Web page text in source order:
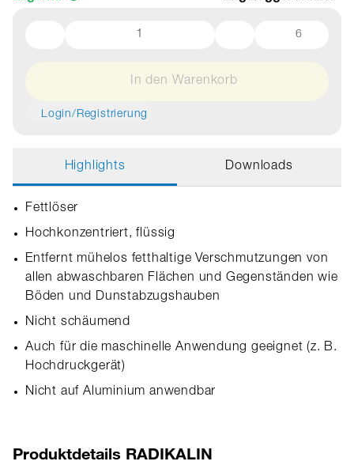
6
In den Warenkorb
Login/Registrierung
Highlights Downloads
Fettlöser
Hochkonzentriert, flüssig
Entfernt mühelos fetthaltige Verschmutzungen von
allen abwaschbaren Flächen und Gegenständen wie
Böden und Dunstabzugshauben
Nicht schäumend
Auch für die maschinelle Anwendung geeignet (z. B.
Hochdruckgerät)
Nicht auf Aluminium anwendbar
Produktdetails RADIKALIN